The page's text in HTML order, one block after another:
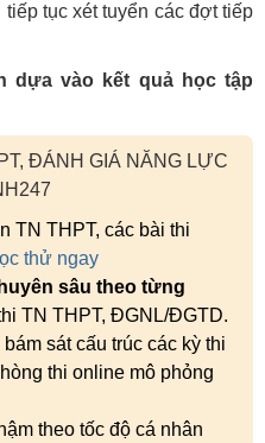
tục xét tuyển các đợt tiếp
dựa vào kết quả học tập
ĐÁNH GIÁ NĂNG LỰC
TN THPT, các bài thi
thử ngay
sâu theo từng
TN THPT, ĐGNL/ĐGTD.
sát cấu trúc các kỳ thi
thi online mô phỏng
theo tốc độ cá nhân